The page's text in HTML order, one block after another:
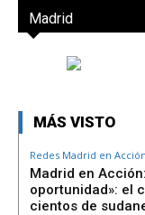
Madrid
MÁS VISTO
Redes Madrid en Acción
Madrid en
oportunidad»: el
cientos de